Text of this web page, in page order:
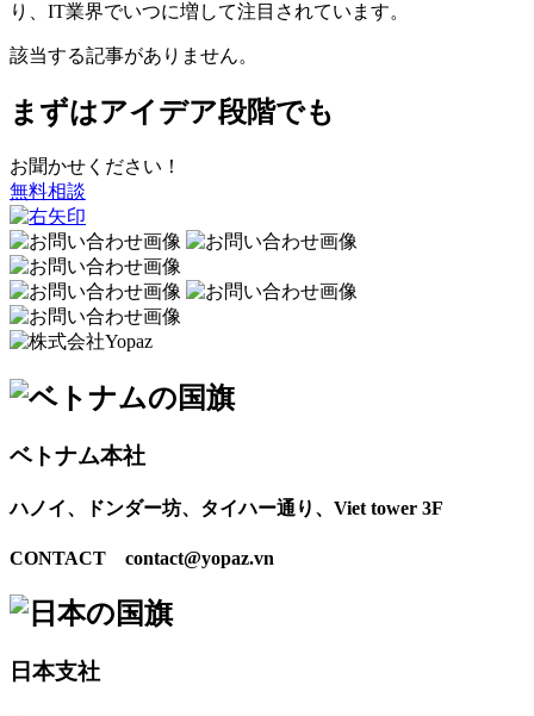
り、IT業界でいつに増して注目されています。
該当する記事がありません。
まずはアイデア段階でも
お聞かせください！
無料相談
ベトナム本社
ハノイ、ドンダー坊、タイハー通り、Viet tower 3F
CONTACT contact@yopaz.vn
日本支社